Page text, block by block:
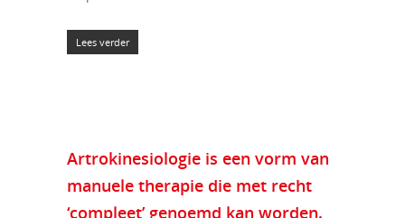
Lees verder
Artrokinesiologie is een vorm van
manuele therapie die met recht
‘compleet’ genoemd kan worden.